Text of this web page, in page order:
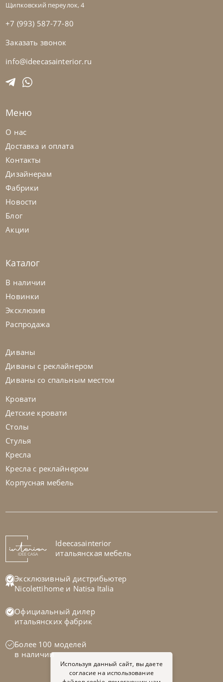
Sedit
Стол обеденный Elica
Sedit
Стол обеденный Aliante
Стол обеденный Arcus
На заказ 45-90 дн
Щипковский переулок, 4
+7 (993) 587-77-80
Заказать звонок
info@ideecasainterior.ru
Меню
О нас
Доставка и оплата
Контакты
Дизайнерам
Фабрики
Новости
Блог
Акции
Каталог
В наличии
Новинки
Эксклюзив
Распродажа
Диваны
Диваны с реклайнером
Диваны со спальным местом
Кровати
Детские кровати
Столы
Стулья
Кресла
Кресла с реклайнером
Корпусная мебель
Ideecasainterior
итальянская мебель
Эксклюзивный дистрибьютер
Nicolettihome и Natisa Italia
Официальный дилер
итальянских фабрик
Более 100 моделей
в наличии
Используя данный сайт, вы даете
согласие на использование